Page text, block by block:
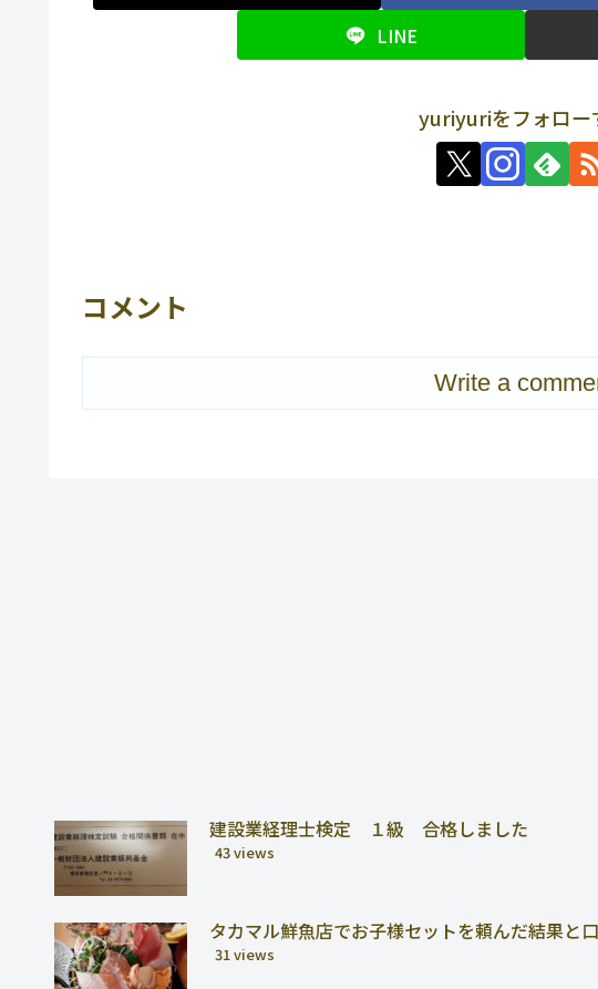
LINE
yuriyuriをフォロー
コメント
Write a
建設業経理士検定 １級 合格しました
43 views
タカマル鮮魚店でお子様セットを頼んだ結果と
31 views